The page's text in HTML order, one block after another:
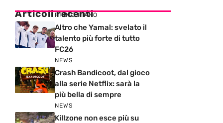
Articoli recenti
PRIMO PIANO
Altro che Yamal: svelato il
talento più forte di tutto
FC26
NEWS
Crash Bandicoot, dal gioco
alla serie Netflix: sarà la
più bella di sempre
NEWS
Killzone non esce più su